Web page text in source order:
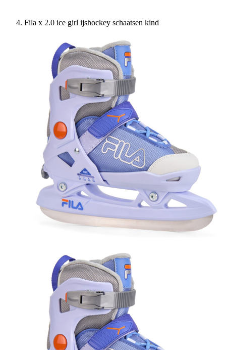
Fila x 2.0 ice girl ijshockey schaatsen kind